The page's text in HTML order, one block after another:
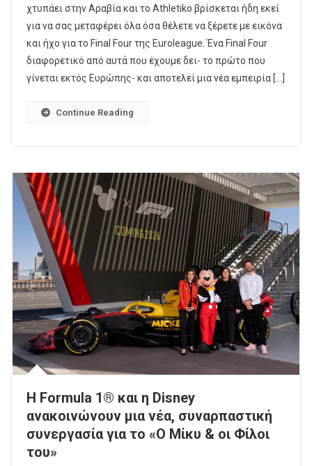
Κάνει
Απόβαση
Στο
Άμπου
Ντάμπι
χτυπάει στην Αραβία και το Athletiko βρίσκεται ήδη εκεί
για να σας μεταφέρει όλα όσα θέλετε να ξέρετε με εικόνα
και ήχο για το Final Four της Euroleague. Ένα Final Four
διαφορετικό από αυτά που έχουμε δει- το πρώτο που
γίνεται εκτός Ευρώπης- και αποτελεί μια νέα εμπειρία […]
Continue Reading
Η Formula 1® και η Disney
ανακοινώνουν μια νέα, συναρπαστική
συνεργασία για το «Ο Μίκυ & οι Φίλοι
του»